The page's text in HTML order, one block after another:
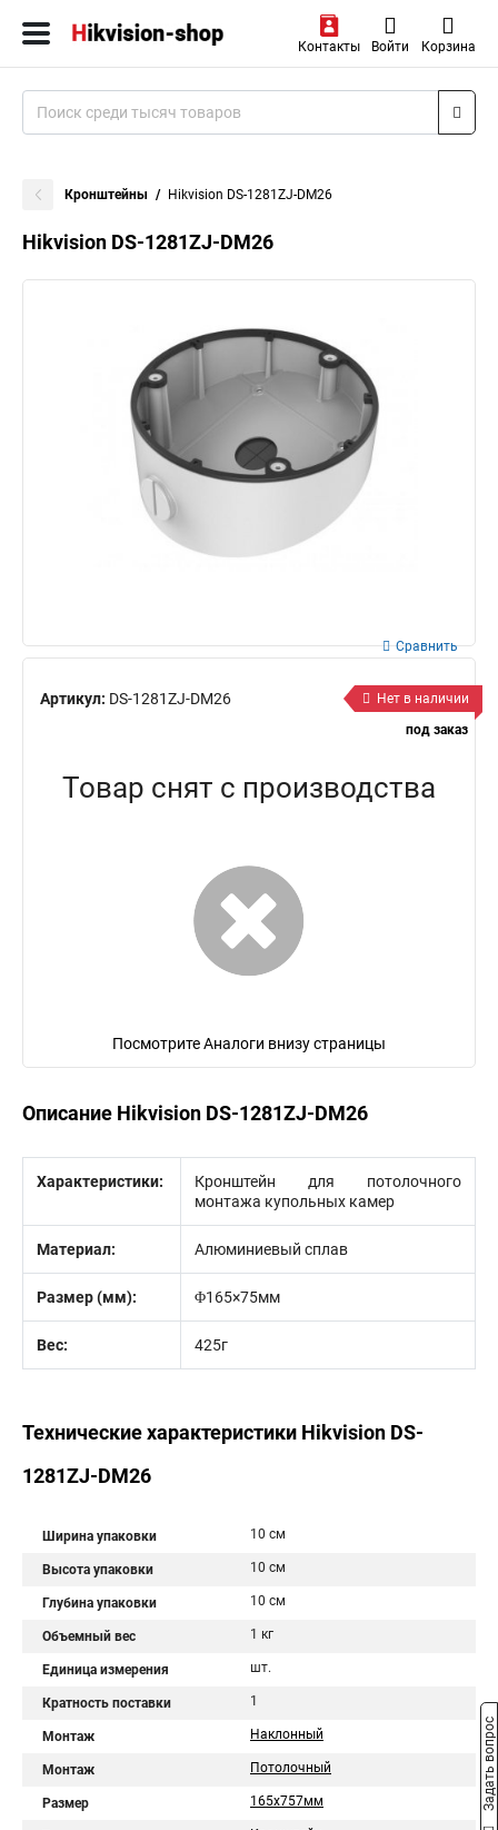
Контакты Войти Корзина
Кронштейны Hikvision DS-1281ZJ-DM26
Hikvision DS-1281ZJ-DM26
Артикул: DS-1281ZJ-DM26
Сравнить
Нет в наличии
под заказ
Товар снят с производства
Посмотрите Аналоги внизу страницы
Описание Hikvision DS-1281ZJ-DM26
Характеристики:
Кронштейн для потолочного
монтажа купольных камер
Материал: Алюминиевый сплав
Размер (мм): Φ165×75мм
Вес: 425г
Технические характеристики Hikvision DS-
1281ZJ-DM26
Ширина упаковки 10 см
Высота упаковки 10 см
Глубина упаковки 10 см
Объемный вес 1 кг
Единица измерения шт.
Кратность поставки 1
Монтаж Наклонный
Монтаж Потолочный
Размер 165х757мм Задать вопрос